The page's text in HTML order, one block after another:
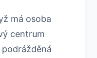
má osoba
centrum